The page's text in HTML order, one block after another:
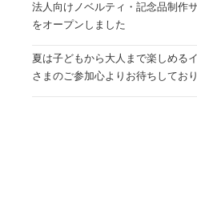
法人向けノベルティ・記念品制作
をオープンしました
夏は子どもから大人まで楽しめる
さまのご参加心よりお待ちしてお